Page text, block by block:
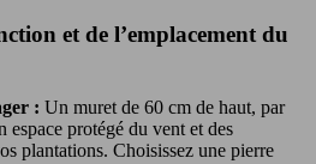
et de l’emplacement du
: Un muret de 60 cm de haut, par
espace protégé du vent et des
plantations. Choisissez une pierre